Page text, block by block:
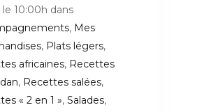
10:00h dans
, Mes
, Plats légers,
africaines, Recettes
, Recettes salées,
« 2 en 1 », Salades,